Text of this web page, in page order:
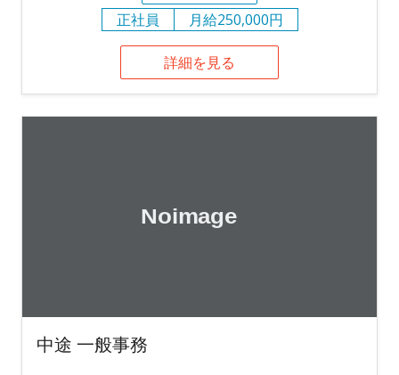
正社員
月給250,000円
詳細を見る
中途 一般事務